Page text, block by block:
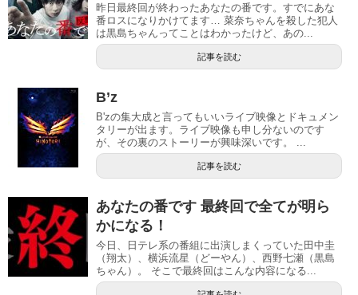
昨日最終回が終わったあなたの番です。すでにあな
番ロスになりかけてます… 菜奈ちゃんを殺した犯人
は黒島ちゃんってことはわかったけど、あの...
記事を読む
B’z
B'zの集大成と言ってもいいライブ映像とドキュメン
タリーが出ます。ライブ映像も申し分ないのです
が、その裏のストーリーが興味深いです。 ...
記事を読む
あなたの番です 最終回で全てが明ら
かになる！
今日、日テレ系の番組に出演しまくっていた田中圭
（翔太）、横浜流星（どーやん）、西野七瀬（黒島
ちゃん）。 そこで最終回はこんな内容になる...